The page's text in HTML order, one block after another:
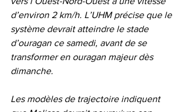
d’environ 2 km/h. L’UHM précise que le
système devrait atteindre le stade
d’ouragan ce samedi, avant de se
transformer en ouragan majeur dès
dimanche.
Les modèles de trajectoire indiquent